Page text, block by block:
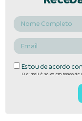
Estou de acordo
O e-mail é salvo em banco de